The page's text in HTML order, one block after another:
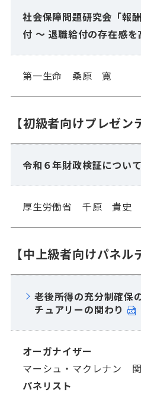
社会保障問題研究会「報
付 ～ 退職給付の存在感を
第一生命 桑原 寛
【初級者向けプレゼン
令和６年財政検証について
厚生労働省 千原 貴史
【中上級者向けパネル
老後所得の充分制確保
チュアリーの関わり
オーガナイザー
マーシュ・マクレナン
パネリスト